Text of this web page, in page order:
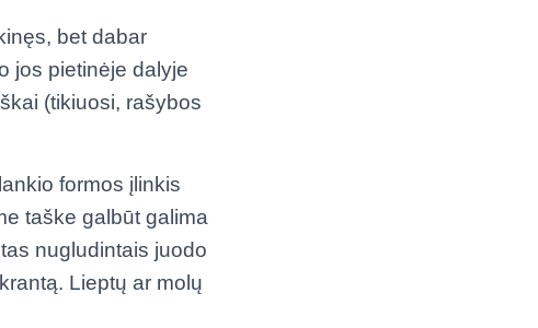
bet dabar
jos pietinėje dalyje
(tikiuosi, rašybos
formos įlinkis
taške galbūt galima
nugludintais juodo
Lieptų ar molų